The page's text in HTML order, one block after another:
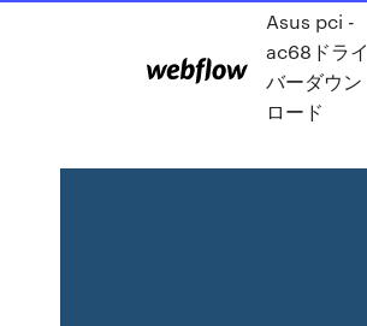
Asus pci -
ac68ドライ
バーダウン
ロード